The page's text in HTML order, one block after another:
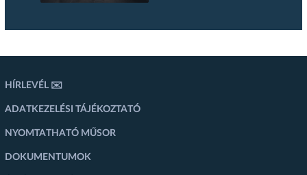
HÍRLEVÉL ✉️
ADATKEZELÉSI TÁJÉKOZTATÓ
NYOMTATHATÓ MŰSOR
DOKUMENTUMOK